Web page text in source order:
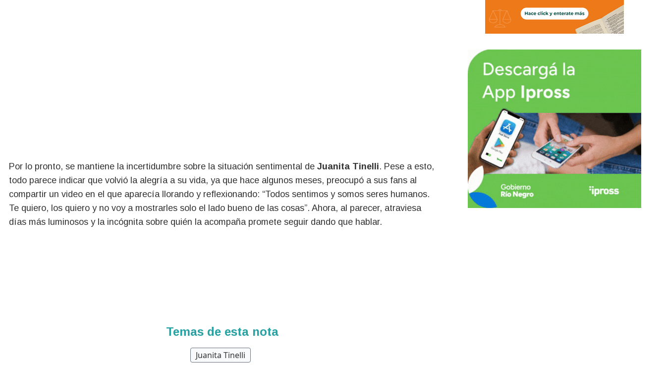
Por lo pronto, se mantiene la incertidumbre sobre la situación sentimental de Juanita Tinelli. Pese a esto,
todo parece indicar que volvió la alegría a su vida, ya que hace algunos meses, preocupó a sus fans al
compartir un video en el que aparecía llorando y reflexionando: “Todos sentimos y somos seres humanos.
Te quiero, los quiero y no voy a mostrarles solo el lado bueno de las cosas”. Ahora, al parecer, atraviesa
días más luminosos y la incógnita sobre quién la acompaña promete seguir dando que hablar.
Temas de esta nota
Juanita Tinelli